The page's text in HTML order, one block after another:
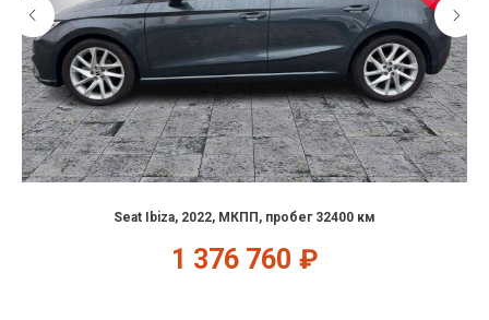
Seat Ibiza, 2022, МКПП, пробег 32400 км
1 376 760 ₽